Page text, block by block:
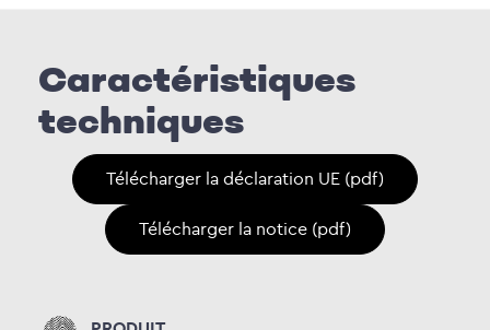
Caractéristiques
techniques
Télécharger la déclaration UE (pdf)
Télécharger la notice (pdf)